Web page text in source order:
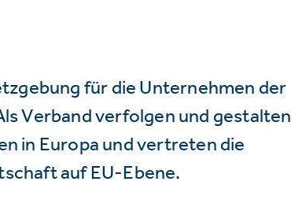
für die Unternehmen der
Verband verfolgen und gestalten
in Europa und vertreten die
auf EU-Ebene.